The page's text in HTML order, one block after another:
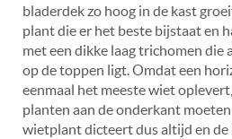
bladerdek zo hoog in de kast
plant die er het beste bijstaat en
met een dikke laag trichomen die
op de toppen ligt. Omdat een
eenmaal het meeste wiet
planten aan de onderkant
wietplant dicteert dus altijd en de